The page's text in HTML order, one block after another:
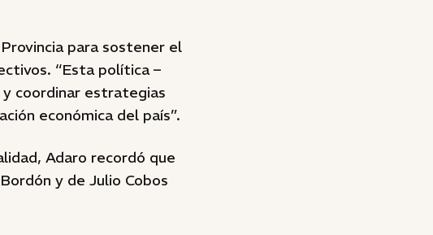
para sostener el
“Esta política –
coordinar estrategias
económica del país”.
Adaro recordó que
y de Julio Cobos